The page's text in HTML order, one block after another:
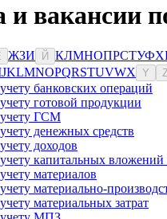
и вакансии
ЖЗИ Й КЛМНОПРСТУФХ
JKLMNOPQRSTUVWX Y Z
банковских операций
готовой продукции
учету ГСМ
денежных средств
доходов
капитальных
материалов
материально-
материальных затрат